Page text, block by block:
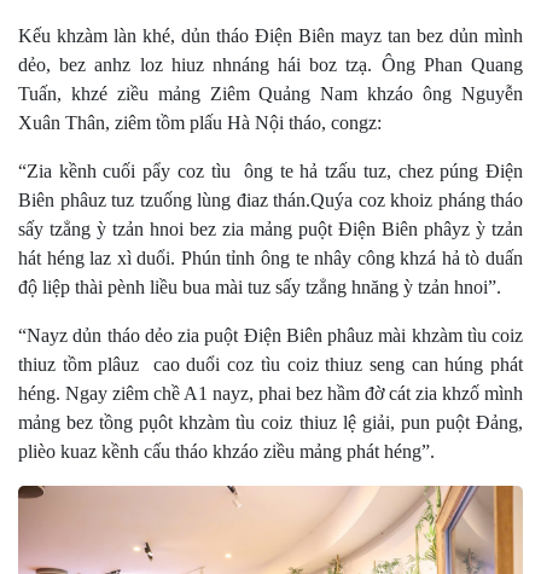
Kếu khzàm làn khé, dủn tháo Điện Biên mayz tan bez dủn mình
dẻo, bez anhz loz hiuz nhnáng hái boz tzạ. Ông Phan Quang
Tuấn, khzé ziều mảng Ziêm Quảng Nam khzáo ông Nguyễn
Xuân Thân, ziêm tồm plấu Hà Nội tháo, congz:
“Zia kềnh cuối pẩy coz tìu ông te hả tzấu tuz, chez púng Điện
Biên phâuz tuz tzuống lùng điaz thán.Quýa coz khoiz pháng tháo
sấy tzẳng ỳ tzản hnoi bez zia mảng puột Điện Biên phâyz ỳ tzản
hát héng laz xì duổi. Phún tỉnh ông te nhây công khzá hả tò duấn
độ liệp thài pènh liều bua mài tuz sấy tzẳng hnăng ỳ tzản hnoi”.
“Nayz dủn tháo dẻo zia puột Điện Biên phâuz mài khzàm tìu coiz
thiuz tồm plâuz cao duổi coz tìu coiz thiuz seng can húng phát
héng. Ngay ziêm chề A1 nayz, phai bez hầm đờ cát zia khzố mình
mảng bez tồng pụôt khzàm tìu coiz thiuz lệ giải, pun puột Đảng,
plièo kuaz kềnh cấu tháo khzáo ziều mảng phát héng”.